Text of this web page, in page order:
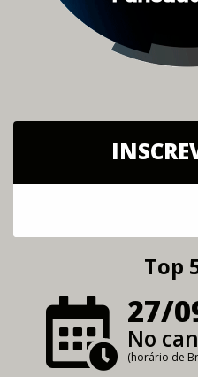
Top
27/
No
(horário de